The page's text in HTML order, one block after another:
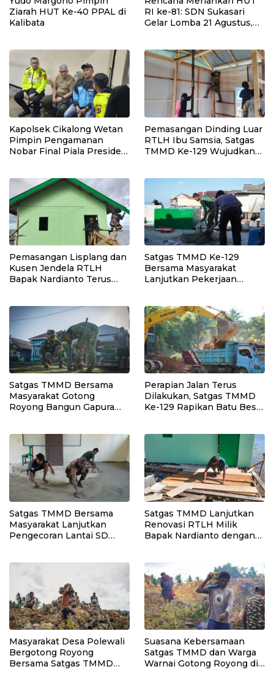
Ziarah HUT Ke-40 PPAL di
Kalibata
RI ke-81: SDN Sukasari
Gelar Lomba 21 Agustus,
Kapolsek Cikalong Wetan
Pimpin Pengamanan
Nobar Final Piala Presiden
Pemasangan Dinding Luar
RTLH Ibu Samsia, Satgas
TMMD Ke-129 Wujudkan
Pemasangan Lisplang dan
Kusen Jendela RTLH
Bapak Nardianto Terus
Satgas TMMD Ke-129
Bersama Masyarakat
Lanjutkan Pekerjaan
Satgas TMMD Bersama
Masyarakat Gotong
Royong Bangun Gapura
Perapian Jalan Terus
Dilakukan, Satgas TMMD
Ke-129 Rapikan Batu Besar
Kepulauan Umbele
Satgas TMMD Bersama
Masyarakat Lanjutkan
Pengecoran Lantai SD
Satgas TMMD Lanjutkan
Renovasi RTLH Milik
Bapak Nardianto dengan
Penghubung
Masyarakat Desa Polewali
Bergotong Royong
Bersama Satgas TMMD
Suasana Kebersamaan
Satgas TMMD dan Warga
Warnai Gotong Royong di